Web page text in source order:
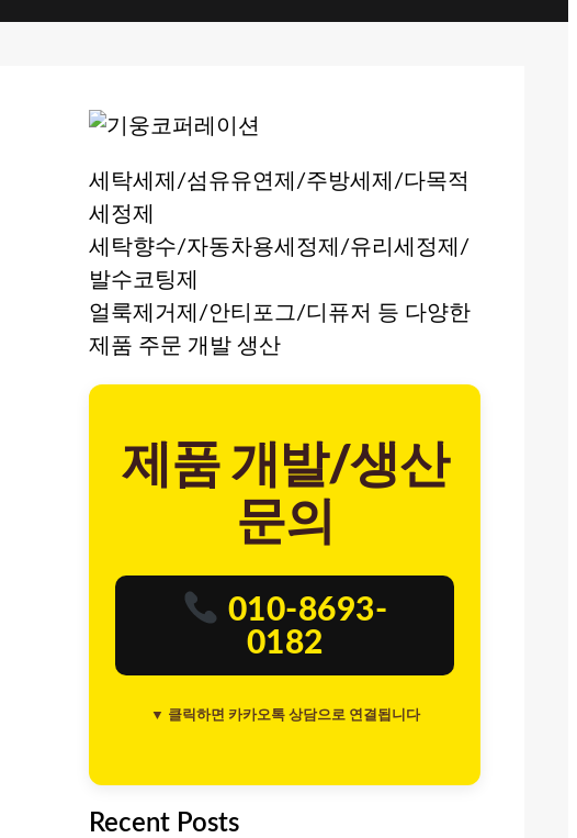
세탁세제/섬유유연제/주방세제/다목적
세정제
세탁향수/자동차용세정제/유리세정제/
발수코팅제
얼룩제거제/안티포그/디퓨저 등 다양한
제품 주문 개발 생산
제품 개발/생산
문의
010-8693-
0182
▼ 클릭하면 카카오톡 상담으로 연결됩니다
Recent Posts